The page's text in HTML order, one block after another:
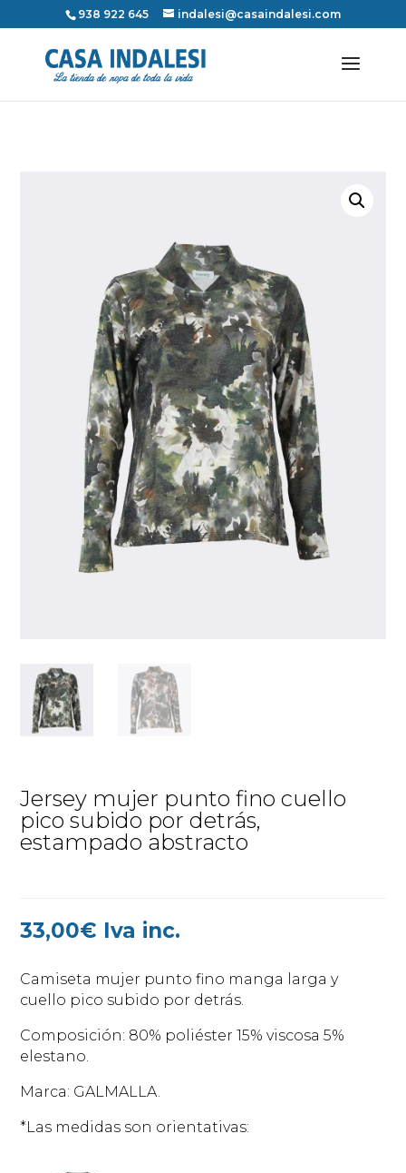
938 922 645 indalesi@casaindalesi.com
Jersey mujer punto fino cuello
pico subido por detrás,
estampado abstracto
33,00€ Iva inc.
Camiseta mujer punto fino manga larga y
cuello pico subido por detrás.
Composición: 80% poliéster 15% viscosa 5%
elestano.
Marca: GALMALLA.
*Las medidas son orientativas: